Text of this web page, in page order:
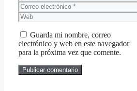
Correo
electrónico
Web
Guarda mi nombre, correo
electrónico y web en este navegador
para la próxima vez que comente.